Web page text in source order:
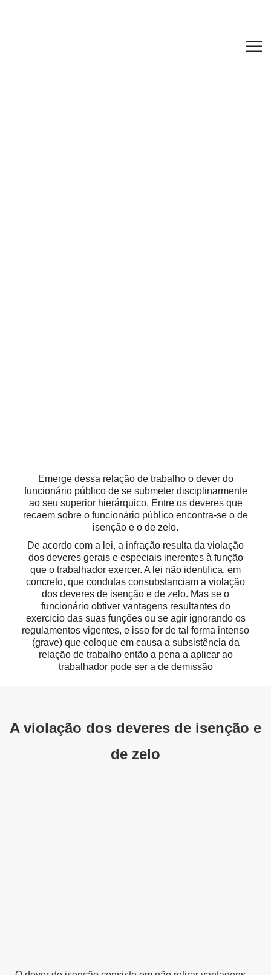
Emerge dessa relação de trabalho o dever do
funcionário público de se submeter disciplinarmente
ao seu superior hierárquico. Entre os deveres que
recaem sobre o funcionário público encontra-se o de
isenção e o de zelo.
De acordo com a lei, a infração resulta da violação
dos deveres gerais e especiais inerentes à função
que o trabalhador exercer. A lei não identifica, em
concreto, que condutas consubstanciam a violação
dos deveres de isenção e de zelo. Mas se o
funcionário obtiver vantagens resultantes do
exercício das suas funções ou se agir ignorando os
regulamentos vigentes, e isso for de tal forma intenso
(grave) que coloque em causa a subsistência da
relação de trabalho então a pena a aplicar ao
trabalhador pode ser a de demissão
A violação dos deveres de isenção e
de zelo